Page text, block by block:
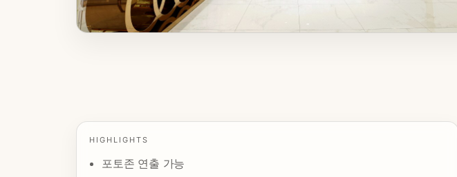
HIGHLIGHTS
포토존 연출 가능